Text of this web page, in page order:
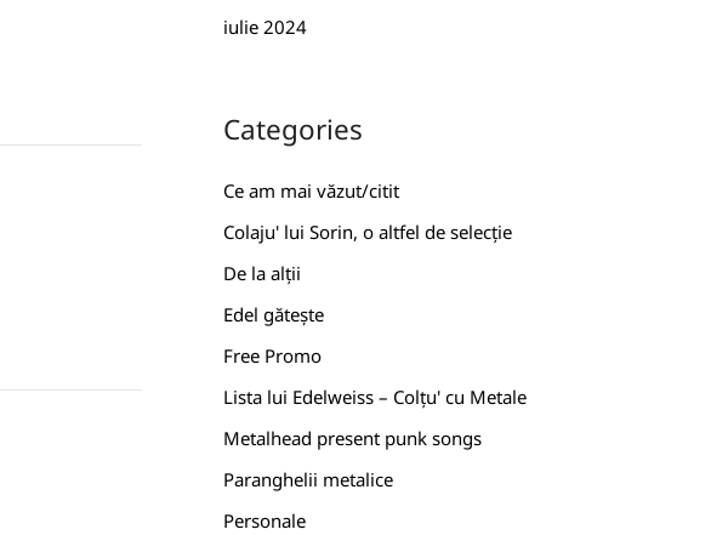
iulie 2024
Categories
Ce am mai văzut/citit
Colaju' lui Sorin, o altfel de selecție
De la alții
Edel gătește
Free Promo
Lista lui Edelweiss – Colțu' cu Metale
Metalhead present punk songs
Paranghelii metalice
Personale